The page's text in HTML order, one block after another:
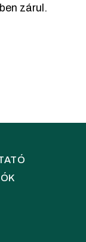
zárul.